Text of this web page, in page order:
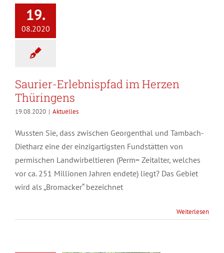
19.
08.2020
Saurier-Erlebnispfad im Herzen
Thüringens
19.08.2020 | Aktuelles
Wussten Sie, dass zwischen Georgenthal und Tambach-
Dietharz eine der einzigartigsten Fundstätten von
permischen Landwirbeltieren (Perm= Zeitalter, welches
vor ca. 251 Millionen Jahren endete) liegt? Das Gebiet
wird als „Bromacker“ bezeichnet
Weiterlesen